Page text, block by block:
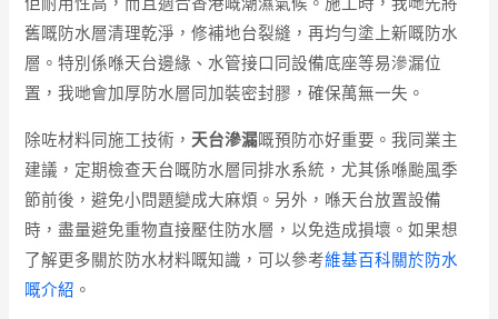
舊嘅防水層清理乾淨，修補地台裂縫，再均勻塗上新嘅防水
層。特別係喺天台邊緣、水管接口同設備底座等易滲漏位
置，我哋會加厚防水層同加裝密封膠，確保萬無一失。
除咗材料同施工技術， 天台滲漏嘅預防亦好重要。我同業主
建議，定期檢查天台嘅防水層同排水系統，尤其係喺颱風季
節前後，避免小問題變成大麻煩。另外，喺天台放置設備
時，盡量避免重物直接壓住防水層，以免造成損壞。如果想
了解更多關於防水材料嘅知識，可以參考維基百科關於防水
嘅介紹 。